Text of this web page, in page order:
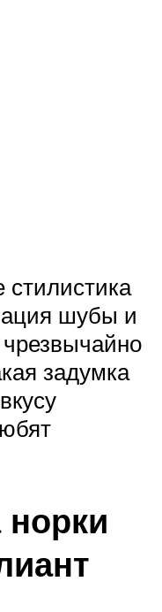
стилистика
шубы и
задумка